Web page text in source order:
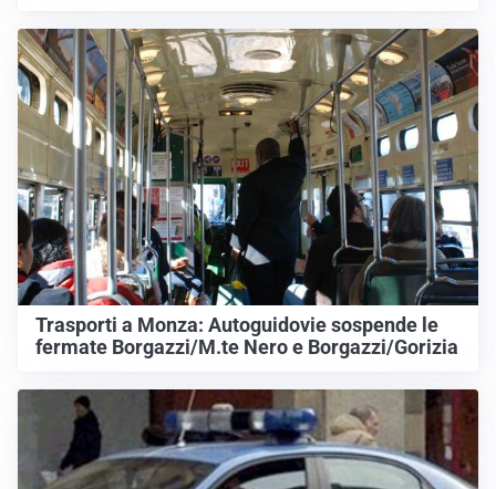
Trasporti a Monza: Autoguidovie sospende le
fermate Borgazzi/M.te Nero e Borgazzi/Gorizia